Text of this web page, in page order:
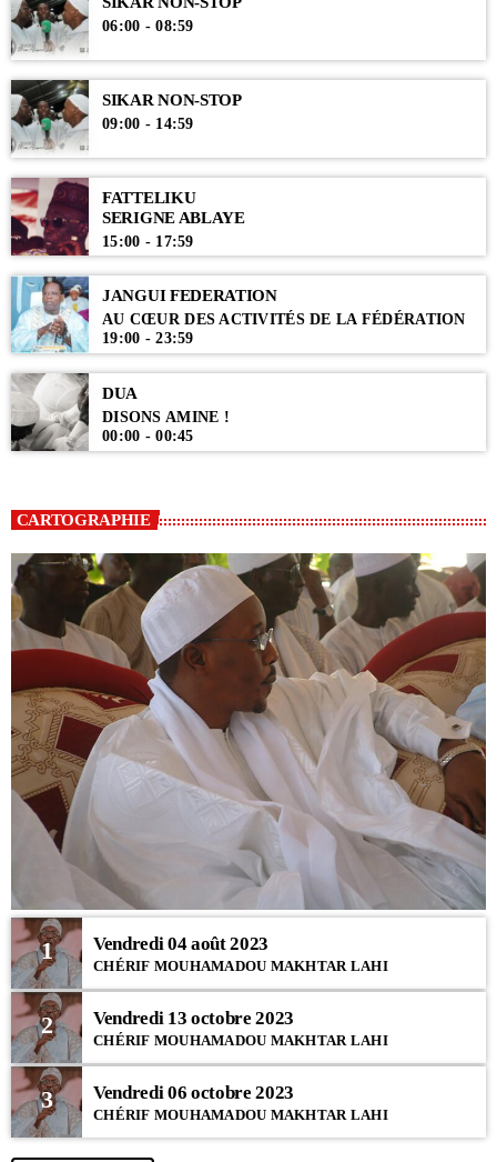
06:00 - 08:59
SIKAR NON-STOP
09:00 - 14:59
FATTELIKU
SERIGNE ABLAYE
15:00 - 17:59
JANGUI FEDERATION
AU CŒUR DES ACTIVITÉS DE LA FÉDÉRATION
19:00 - 23:59
DUA
DISONS AMINE !
00:00 - 00:45
CARTOGRAPHIE
1 Vendredi 04 août 2023
CHÉRIF MOUHAMADOU MAKHTAR LAHI
2 Vendredi 13 octobre 2023
CHÉRIF MOUHAMADOU MAKHTAR LAHI
3 Vendredi 06 octobre 2023
CHÉRIF MOUHAMADOU MAKHTAR LAHI